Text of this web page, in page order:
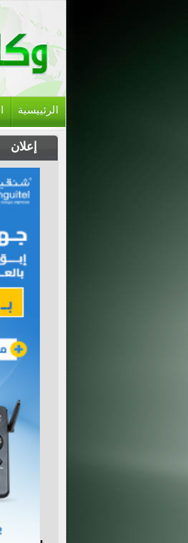
الرئييسية
إعلان